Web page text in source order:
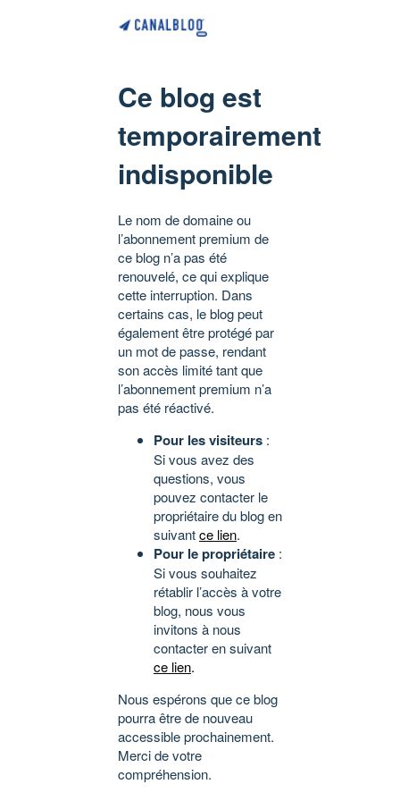
Ce blog est
temporairement
indisponible
Le nom de domaine ou
l’abonnement premium de
ce blog n’a pas été
renouvelé, ce qui explique
cette interruption. Dans
certains cas, le blog peut
également être protégé par
un mot de passe, rendant
son accès limité tant que
l’abonnement premium n’a
pas été réactivé.
Pour les visiteurs :
Si vous avez des
questions, vous
pouvez contacter le
propriétaire du blog en
suivantce lien.
Pour le propriétaire :
Si vous souhaitez
rétablir l’accès à votre
blog, nous vous
invitons à nous
contacter en suivant
ce lien.
Nous espérons que ce blog
pourra être de nouveau
accessible prochainement.
Merci de votre
compréhension.